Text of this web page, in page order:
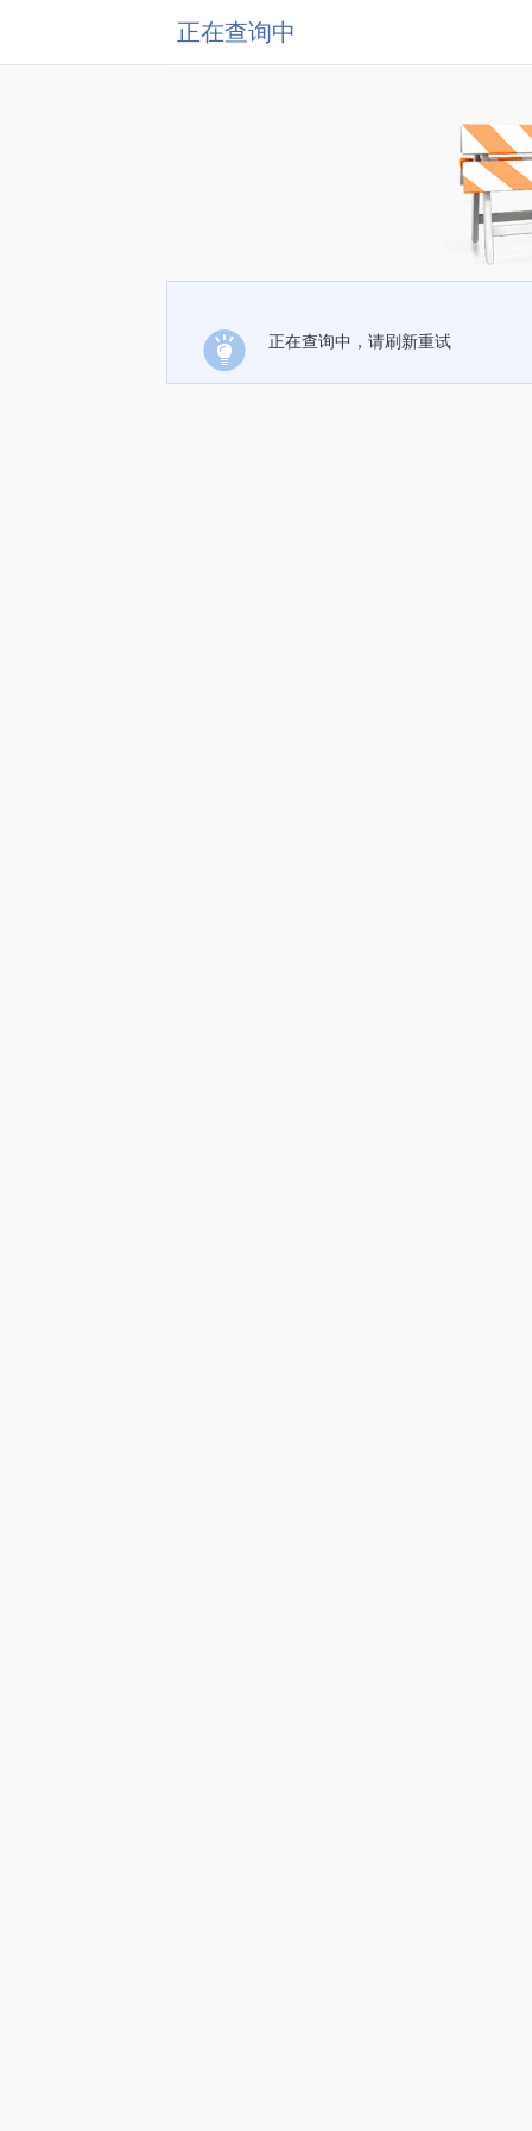
正在查询中
正在查询中，请刷新重试